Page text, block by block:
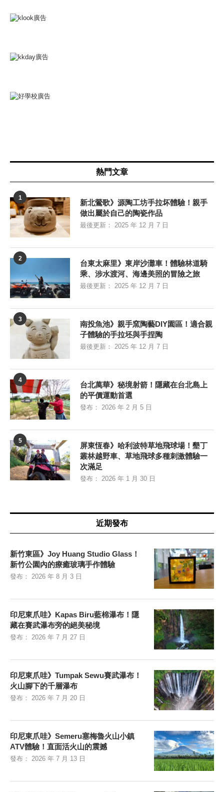
熱門文章
1
新北鶯歌》源陶工坊手拉坏體驗！親手
做出屬於自己的陶瓷作品
最後更新： 2025 年 12 月 7 日
2
台東太麻里》東岸沙灘車！體驗林道騎
乘、涉水渡河、海邊美照的冒險之旅
最後更新： 2025 年 12 月 7 日
3
南投魚池》親手窯陶藝DIY園區！適合親
子體驗的手拉坯與手捏陶
最後更新： 2025 年 12 月 7 日
4
台北萬華》秘境射箭！隱藏在台北島上
的平價運動首選
發布： 2026 年 2 月 5 日
5
屏東恆春》哈利波特草地飛球場！墾丁
叢林越野車、草地飛球多種刺激體驗一
次滿足
發布： 2026 年 1 月 30 日
近期發布
新竹東區》Joy Huang Studio Glass！
新竹公園內的療癒玻璃手作體驗
發布： 2026 年 8 月 3 日
印尼東爪哇》Kapas Biru藍棉瀑布！隱
藏在賽武瀑布旁的絕美秘境
發布： 2026 年 7 月 27 日
印尼東爪哇》Tumpak Sewu賽武瀑布！
火山腳下的千層瀑布
發布： 2026 年 7 月 20 日
印尼東爪哇》Semeru塞梅魯火山小鎮
ATV體驗！直面活火山的震撼
發布： 2026 年 7 月 13 日